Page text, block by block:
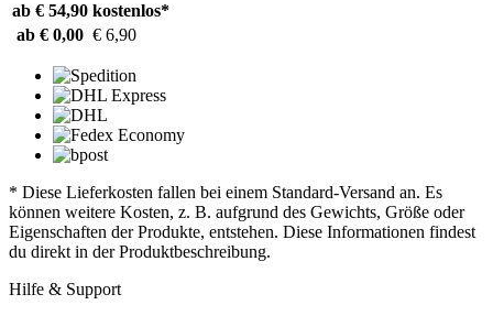
ab € 54,90 kostenlos*
ab € 0,00 € 6,90
* Diese Lieferkosten fallen bei einem Standard-Versand an. Es
können weitere Kosten, z. B. aufgrund des Gewichts, Größe oder
Eigenschaften der Produkte, entstehen. Diese Informationen findest
du direkt in der Produktbeschreibung.
Hilfe & Support